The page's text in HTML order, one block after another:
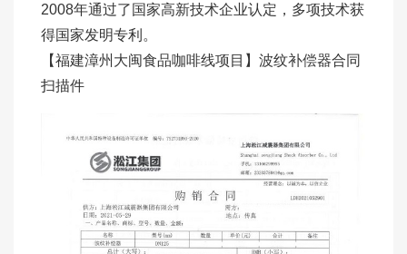
2008年通过了国家高新技术企业认定，多项技术获
得国家发明专利。
【福建漳州大闽食品咖啡线项目】波纹补偿器合同
扫描件